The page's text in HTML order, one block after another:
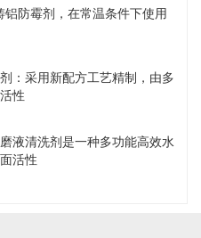
铝防霉剂，在常温条件下使用
：采用新配方工艺精制，由多
性
液清洗剂是一种多功能高效水
活性